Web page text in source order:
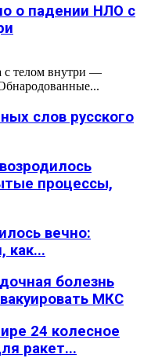
о падении НЛО с
с телом внутри —
слов русского
процессы,
вечно:
как...
болезнь
МКС
24 колесное
ракет...